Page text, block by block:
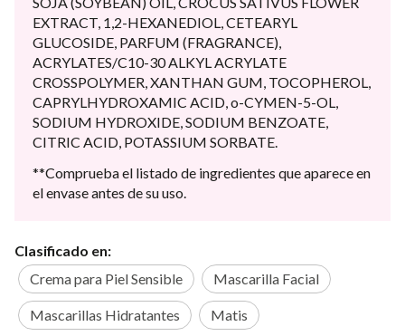
EXTRACT, 1,2-HEXANEDIOL, CETEARYL
GLUCOSIDE, PARFUM (FRAGRANCE),
ACRYLATES/C10-30 ALKYL ACRYLATE
CROSSPOLYMER, XANTHAN GUM, TOCOPHEROL,
CAPRYLHYDROXAMIC ACID, o-CYMEN-5-OL,
SODIUM HYDROXIDE, SODIUM BENZOATE,
CITRIC ACID, POTASSIUM SORBATE.
**Comprueba el listado de ingredientes que aparece en
el envase antes de su uso.
Clasificado en:
Crema para Piel Sensible
Mascarilla Facial
Mascarillas Hidratantes Matis